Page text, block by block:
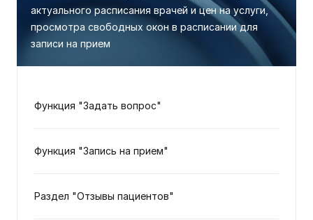
актуального расписания врачей и цен на услуги,
просмотра свободных окон в расписании для
записи на прием
Функция "Задать вопрос"
Функция "Запись на прием"
Раздел "Отзывы пациентов"